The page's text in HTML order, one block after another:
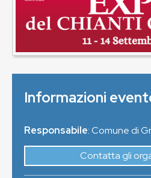
Informazioni
Responsabile: Comune di
Contatta gli